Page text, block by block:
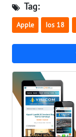
Tag:
Apple Ios 18
SIBER
KARIR
DISCLAIMER
Wahana